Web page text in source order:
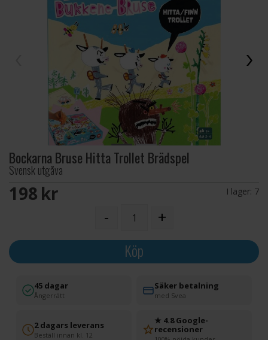
Bockarna Bruse Hitta Trollet Brädspel
Svensk utgåva
198 SEK I lager: 7
- +
Köp
45 dagar
Ångerrätt
Säker betalning
med Svea
2 dagars leverans
Beställ innan kl. 12
★ 4.8 Google-
recensioner